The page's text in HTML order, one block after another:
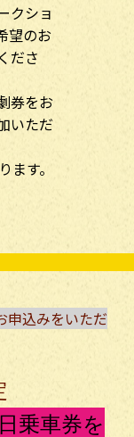
クショ
望のお
ださ
券をお
いただ
す。
申込みをいただ
乗車券を